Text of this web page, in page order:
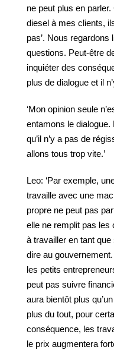
ne peut plus en parler.
diesel à mes clients,
pas’. Nous regardons
questions. Peut-être
inquiéter des
plus de dialogue et il
‘Mon opinion seule
entamons le
qu’il n’y a pas de
allons tous trop vite.’
Leo: ‘Par exemple,
travaille avec une
propre ne peut pas
elle ne remplit pas les
à travailler en tant
dire au
les petits
peut pas suivre
aura bientôt plus
plus du tout, pour
conséquence, les
le prix augmentera